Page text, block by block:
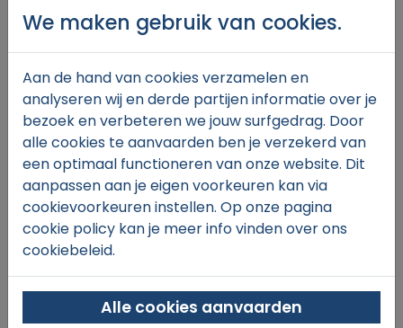
€23,00
In winkelmand
We maken gebruik van cookies.
Aan de hand van cookies verzamelen en
analyseren wij en derde partijen informatie over je
bezoek en verbeteren we jouw surfgedrag. Door
alle cookies te aanvaarden ben je verzekerd van
een optimaal functioneren van onze website. Dit
aanpassen aan je eigen voorkeuren kan via
cookievoorkeuren instellen. Op onze pagina
cookie policy kan je meer info vinden over ons
cookiebeleid.
Alle cookies aanvaarden